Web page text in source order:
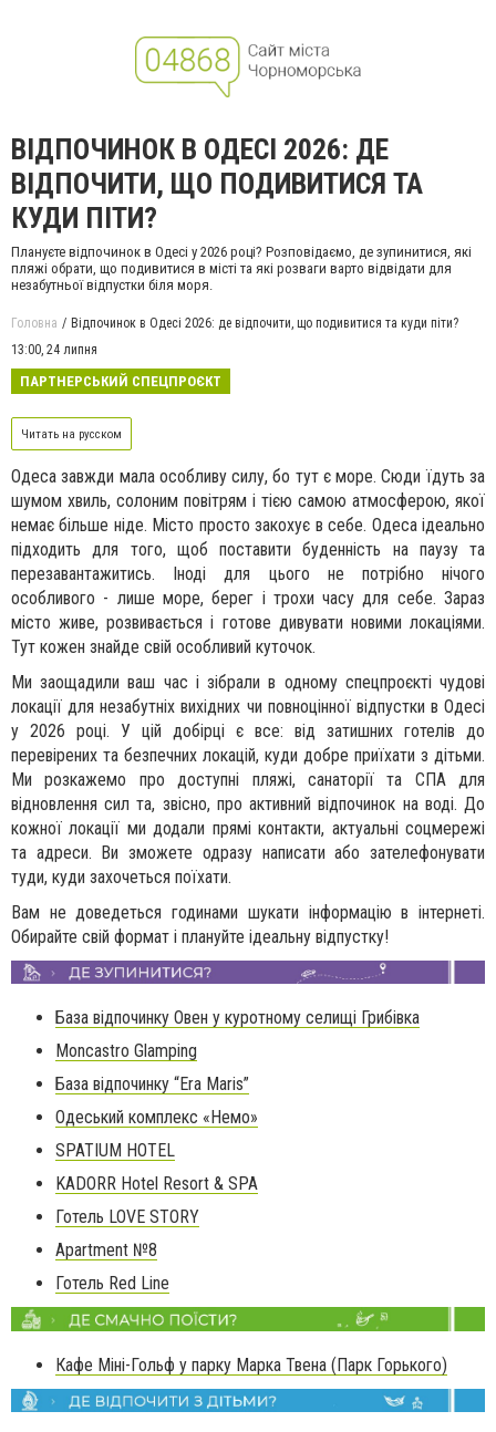
ВІДПОЧИНОК В ОДЕСІ 2026: ДЕ
ВІДПОЧИТИ, ЩО ПОДИВИТИСЯ ТА
КУДИ ПІТИ?
Плануєте відпочинок в Одесі у 2026 році? Розповідаємо, де зупинитися, які
пляжі обрати, що подивитися в місті та які розваги варто відвідати для
незабутньої відпустки біля моря.
Головна
Відпочинок в Одесі 2026: де відпочити, що подивитися та куди піти?
13:00, 24 липня
ПАРТНЕРСЬКИЙ СПЕЦПРОЄКТ
Читать на русском
Одеса завжди мала особливу силу, бо тут є море. Сюди їдуть за
шумом хвиль, солоним повітрям і тією самою атмосферою, якої
немає більше ніде. Місто просто закохує в себе. Одеса ідеально
підходить для того, щоб поставити буденність на паузу та
перезавантажитись. Іноді для цього не потрібно нічого
особливого - лише море, берег і трохи часу для себе. Зараз
місто живе, розвивається і готове дивувати новими локаціями.
Тут кожен знайде свій особливий куточок.
Ми заощадили ваш час і зібрали в одному спецпроєкті чудові
локації для незабутніх вихідних чи повноцінної відпустки в Одесі
у 2026 році. У цій добірці є все: від затишних готелів до
перевірених та безпечних локацій, куди добре приїхати з дітьми.
Ми розкажемо про доступні пляжі, санаторії та СПА для
відновлення сил та, звісно, про активний відпочинок на воді. До
кожної локації ми додали прямі контакти, актуальні соцмережі
та адреси. Ви зможете одразу написати або зателефонувати
туди, куди захочеться поїхати.
Вам не доведеться годинами шукати інформацію в інтернеті.
Обирайте свій формат і плануйте ідеальну відпустку!
База відпочинку Овен у куротному селищі Грибівка
Moncastro Glamping
База відпочинку “Era Maris”
Одеський комплекс «Немо»
SPATIUM HOTEL
KADORR Hotel Resort & SPA
Готель LOVE STORY
Apartment №8
Готель Red Line
Кафе Міні-Гольф у парку Марка Твена (Парк Горького)